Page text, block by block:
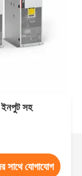
সহ
সাথে যোগাযোগ